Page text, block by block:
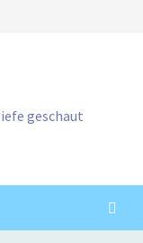
geschaut